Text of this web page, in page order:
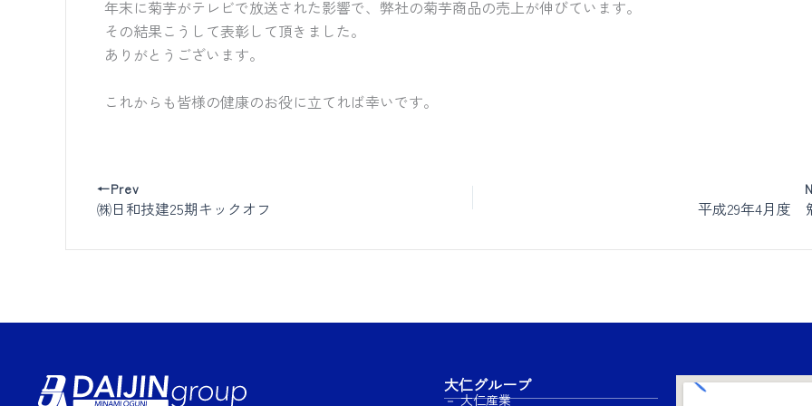
年末に菊芋がテレビで放送された影響で、弊社の菊芋商品の売上が伸びています。
その結果こうして表彰して頂きました。
ありがとうございます。
これからも皆様の健康のお役に立てれば幸いです。
←Prev
㈱日和技建25期キックオフ 平成29年4月度
大仁グループ
－ 大仁産業